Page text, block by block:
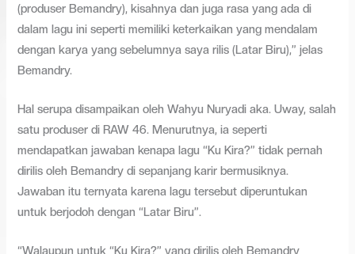
(produser Bemandry), kisahnya dan juga rasa yang ada di
dalam lagu ini seperti memiliki keterkaikan yang mendalam
dengan karya yang sebelumnya saya rilis (Latar Biru),” jelas
Bemandry.
Hal serupa disampaikan oleh Wahyu Nuryadi aka. Uway, salah
satu produser di RAW 46. Menurutnya, ia seperti
mendapatkan jawaban kenapa lagu “Ku Kira?” tidak pernah
dirilis oleh Bemandry di sepanjang karir bermusiknya.
Jawaban itu ternyata karena lagu tersebut diperuntukan
untuk berjodoh dengan “Latar Biru”.
“Walaupun untuk “Ku Kira?” yang dirilis oleh Bemandry